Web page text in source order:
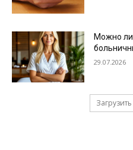
Можно ли
29.07.2026